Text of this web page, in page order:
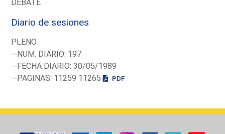
DEBATE
Diario de sesiones
PLENO
--NUM. DIARIO: 197
--FECHA DIARIO: 30/05/1989
--PAGINAS: 11259 11265
PDF